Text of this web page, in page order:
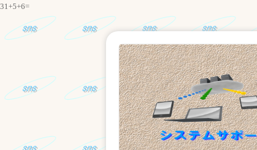
31+5+6=